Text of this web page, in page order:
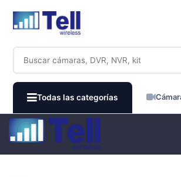
Todas las categorías